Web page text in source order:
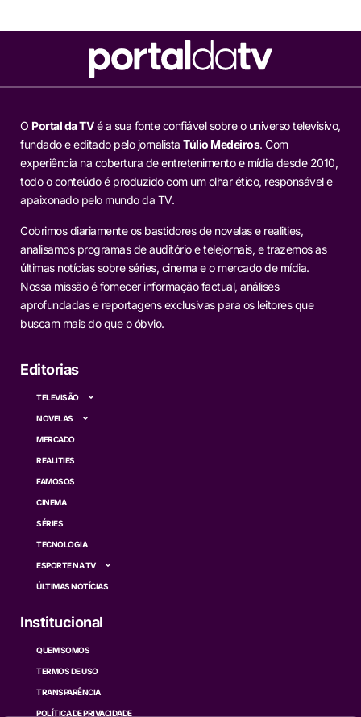
O Portal da TVé a sua fonte confiável sobre o universo televisivo,
fundado e editado pelo jornalista Túlio Medeiros. Com
experiência na cobertura de entretenimento e mídia desde 2010,
todo o conteúdo é produzido com um olhar ético, responsável e
apaixonado pelo mundo da TV.
Cobrimos diariamente os bastidores de novelas e realities,
analisamos programas de auditório e telejornais, e trazemos as
últimas notícias sobre séries, cinema e o mercado de mídia.
Nossa missão é fornecer informação factual, análises
aprofundadas e reportagens exclusivas para os leitores que
buscam mais do que o óbvio.
Editorias
TELEVISÃO
NOVELAS
MERCADO
REALITIES
FAMOSOS
CINEMA
SÉRIES
TECNOLOGIA
ESPORTE NA TV
ÚLTIMAS NOTÍCIAS
Institucional
QUEM SOMOS
TERMOS DE USO
TRANSPARÊNCIA
POLÍTICA DE PRIVACIDADE